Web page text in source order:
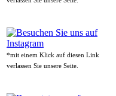
*mit einem Klick auf diesen Link
verlassen Sie unsere Seite.